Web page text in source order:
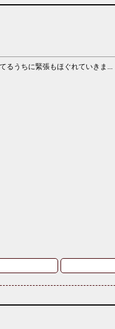
るうちに緊張もほぐれていきま...